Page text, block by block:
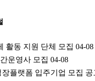
활동 지원 단체 모집 04-08
운영사 모집 04-08
플랫폼 입주기업 모집 공